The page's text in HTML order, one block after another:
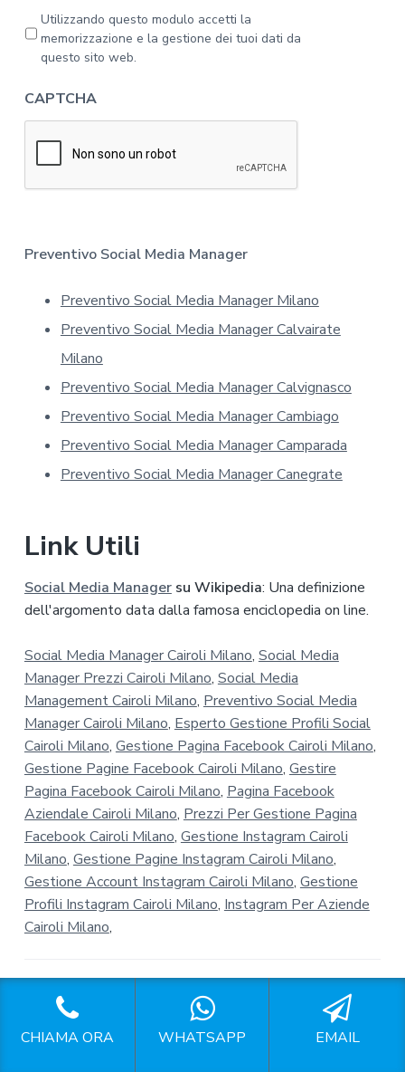
l
f
o
t
a
r
c
y
*
Utilizzando questo modulo accetti la
memorizzazione e la gestione dei tuoi dati da
questo sito web.
CAPTCHA
Preventivo Social Media Manager
Preventivo Social Media Manager Milano
Preventivo Social Media Manager Calvairate
Milano
Preventivo Social Media Manager Calvignasco
Preventivo Social Media Manager Cambiago
Preventivo Social Media Manager Camparada
Preventivo Social Media Manager Canegrate
Link Utili
Social Media Managersu Wikipedia: Una definizione
dell'argomento data dalla famosa enciclopedia on line.
Social Media Manager Cairoli Milano, Social Media
Manager Prezzi Cairoli Milano, Social Media
Management Cairoli Milano, Preventivo Social Media
Manager Cairoli Milano, Esperto Gestione Profili Social
Cairoli Milano, Gestione Pagina Facebook Cairoli Milano,
Gestione Pagine Facebook Cairoli Milano, Gestire
Pagina Facebook Cairoli Milano, Pagina Facebook
Aziendale Cairoli Milano, Prezzi Per Gestione Pagina
Facebook Cairoli Milano, Gestione Instagram Cairoli
Milano, Gestione Pagine Instagram Cairoli Milano,
Gestione Account Instagram Cairoli Milano, Gestione
Profili Instagram Cairoli Milano, Instagram Per Aziende
Cairoli Milano,
Preventivo Social Media Manager
Cairoli Milano
CHIAMA ORA WHATSAPP EMAIL